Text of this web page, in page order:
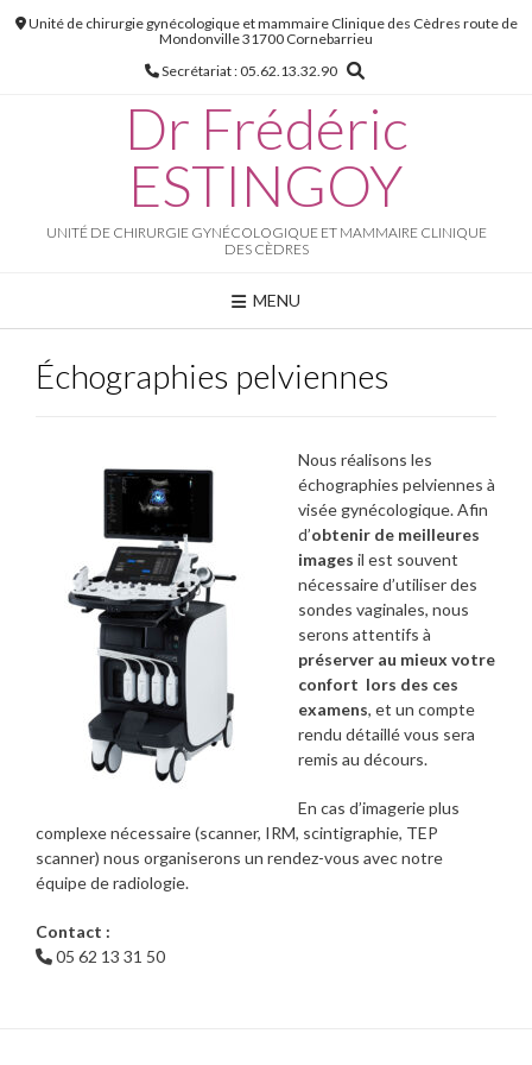
Unité de chirurgie gynécologique et mammaire Clinique des Cèdres route de
Mondonville 31700 Cornebarrieu
Secrétariat : 05.62.13.32.90
Dr Frédéric
ESTINGOY
UNITÉ DE CHIRURGIE GYNÉCOLOGIQUE ET MAMMAIRE CLINIQUE
DES CÈDRES
MENU
Échographies pelviennes
Nous réalisons les
échographies pelviennes à
visée gynécologique. Afin
d’obtenir de meilleures
images il est souvent
nécessaire d’utiliser des
sondes vaginales, nous
serons attentifs à
préserver au mieux votre
confort lors des ces
examens, et un compte
rendu détaillé vous sera
remis au décours.
En cas d’imagerie plus
complexe nécessaire (scanner, IRM, scintigraphie, TEP
scanner) nous organiserons un rendez-vous avec notre
équipe de radiologie.
Contact :
05 62 13 31 50